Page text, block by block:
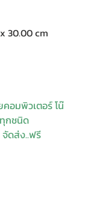
30.00 cm
อมพิวเตอร์ โน๊
กชนิด
ดส่ง..ฟรี